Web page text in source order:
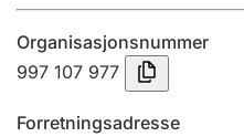
Innsending og
Tinglysing
Organisasjonsnummer
997 107 977
Forretningsadresse